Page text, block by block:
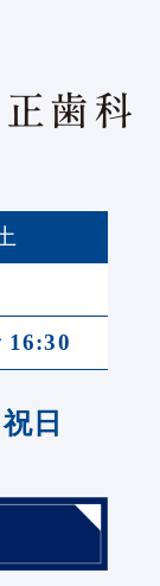
16:30
日